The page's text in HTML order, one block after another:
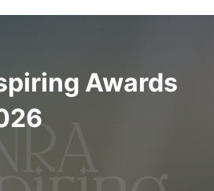
Awards